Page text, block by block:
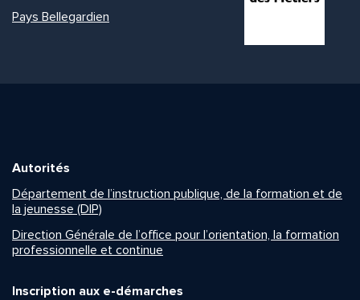
Pays Bellegardien
Autorités
Département de l’instruction publique, de la formation et de
la jeunesse (DIP)
Direction Générale de l’office pour l’orientation, la formation
professionnelle et continue
Inscription aux e-démarches